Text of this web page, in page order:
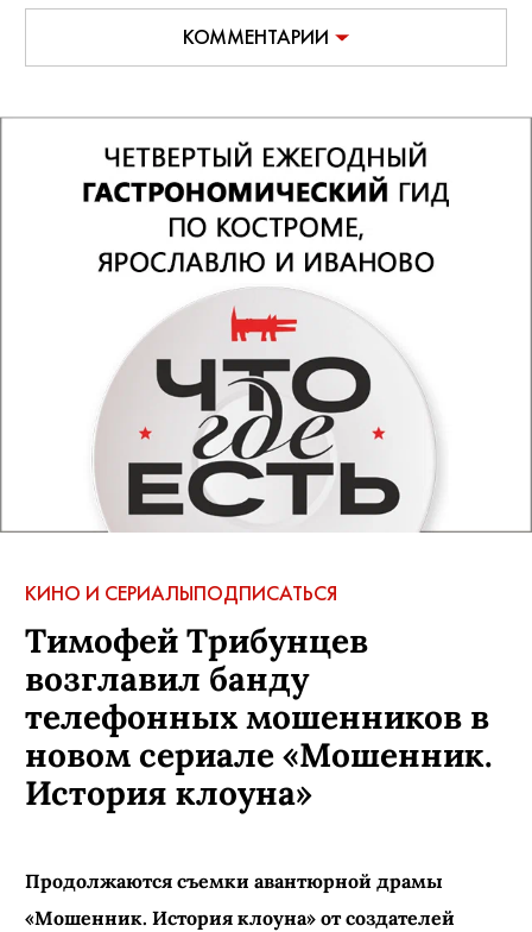
КОММЕНТАРИИ
КИНО И СЕРИАЛЫПОДПИСАТЬСЯ
Тимофей Трибунцев
возглавил банду
телефонных мошенников в
новом сериале «Мошенник.
История клоуна»
Продолжаются съемки авантюрной драмы
«Мошенник. История клоуна» от создателей